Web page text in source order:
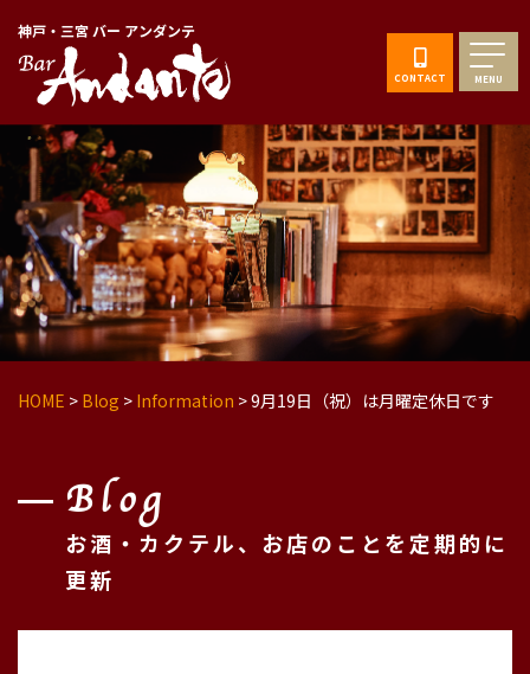
神戸・三宮 バー アンダンテ
CONTACT MENU
HOME > Blog > Information >9月19日（祝）は月曜定休日です
Blog
お酒・カクテル、お店のことを定期的に
更新